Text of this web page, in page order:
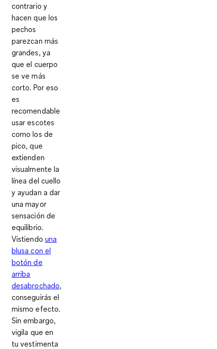
contrario y
hacen que los
pechos
parezcan más
grandes, ya
que el cuerpo
se ve más
corto. Por eso
es
recomendable
usarescotes
como los de
pico, que
extienden
visualmente la
línea del cuello
y ayudan a dar
una mayor
sensación de
equilibrio.
Vistiendo una
blusa con el
botón de
arriba
desabrochado,
conseguirás el
mismo efecto.
Sin embargo,
vigila que en
tu vestimenta